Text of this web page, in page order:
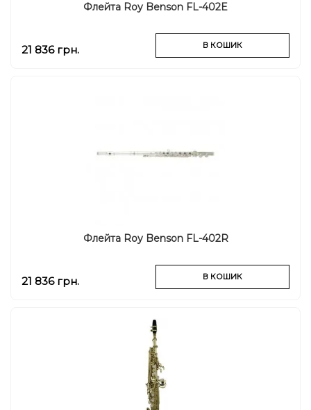
Флейта Roy Benson FL-402E
21 836 грн. В КОШИК
Флейта Roy Benson FL-402R
21 836 грн. В КОШИК